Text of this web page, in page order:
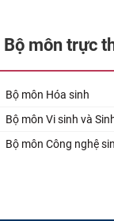
Bộ môn trực
Bộ môn Hóa sinh
Bộ môn Vi​ sinh và
Bộ môn Công nghệ